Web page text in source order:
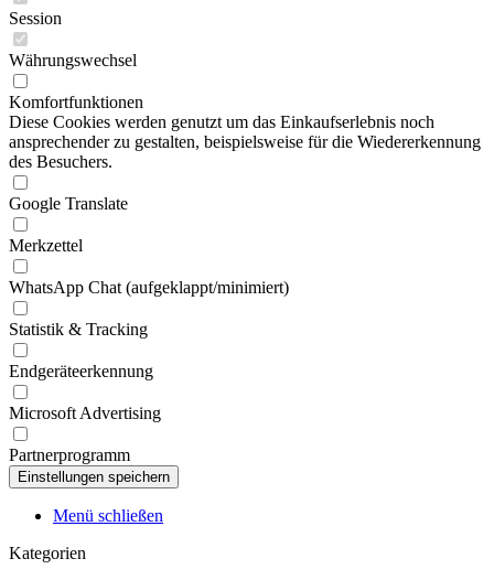
Session
Währungswechsel
Komfortfunktionen
Diese Cookies werden genutzt um das Einkaufserlebnis noch
ansprechender zu gestalten, beispielsweise für die Wiedererkennung
des Besuchers.
Google Translate
Merkzettel
WhatsApp Chat (aufgeklappt/minimiert)
Statistik & Tracking
Endgeräteerkennung
Microsoft Advertising
Partnerprogramm
Menü schließen
Kategorien